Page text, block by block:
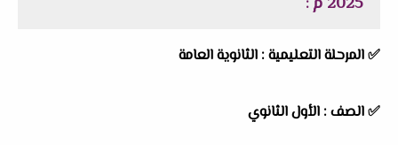
✅المرحلة التعليمية : الثانوية العامة
✅الصف : الأول الثانوي